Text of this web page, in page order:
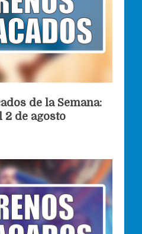
de la Semana:
2 de agosto